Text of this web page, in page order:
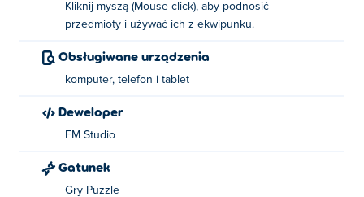
Kliknij myszą (Mouse click), aby podnosić
przedmioty i używać ich z ekwipunku.
Obsługiwane urządzenia
komputer, telefon i tablet
Deweloper
FM Studio
Gatunek
Gry Puzzle